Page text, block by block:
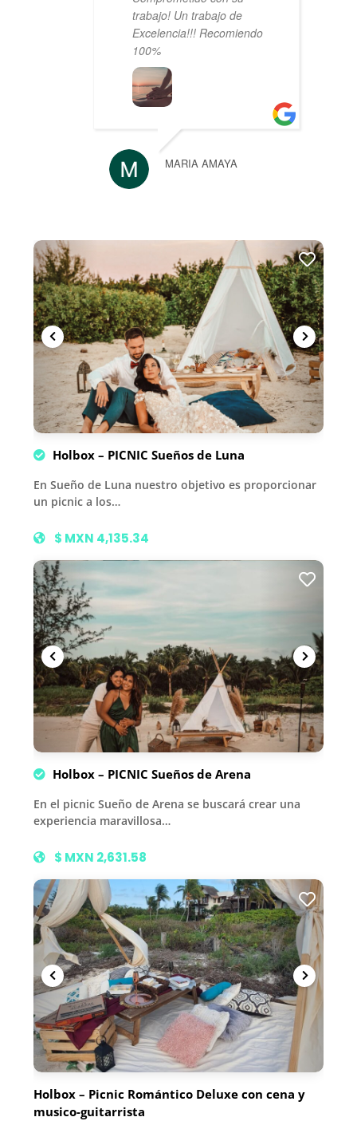
trabajo! Un trabajo de
Excelencia!!! Recomiendo
100%
MARIA AMAYA
Holbox – PICNIC Sueños de Luna
En Sueño de Luna nuestro objetivo es proporcionar
un picnic a los…
$ MXN 4,135.34
Holbox – PICNIC Sueños de Arena
En el picnic Sueño de Arena se buscará crear una
experiencia maravillosa…
$ MXN 2,631.58
Holbox – Picnic Romántico Deluxe con cena y
musico-guitarrista